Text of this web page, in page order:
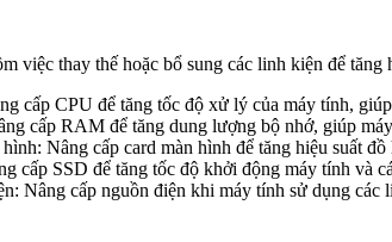
việc thay thế hoặc bổ sung các linh kiện để
cấp CPU để tăng tốc độ xử lý của máy tính,
cấp RAM để tăng dung lượng bộ nhớ, giúp
Nâng cấp card màn hình để tăng hiệu suất
cấp SSD để tăng tốc độ khởi động máy tính và
Nâng cấp nguồn điện khi máy tính sử dụng